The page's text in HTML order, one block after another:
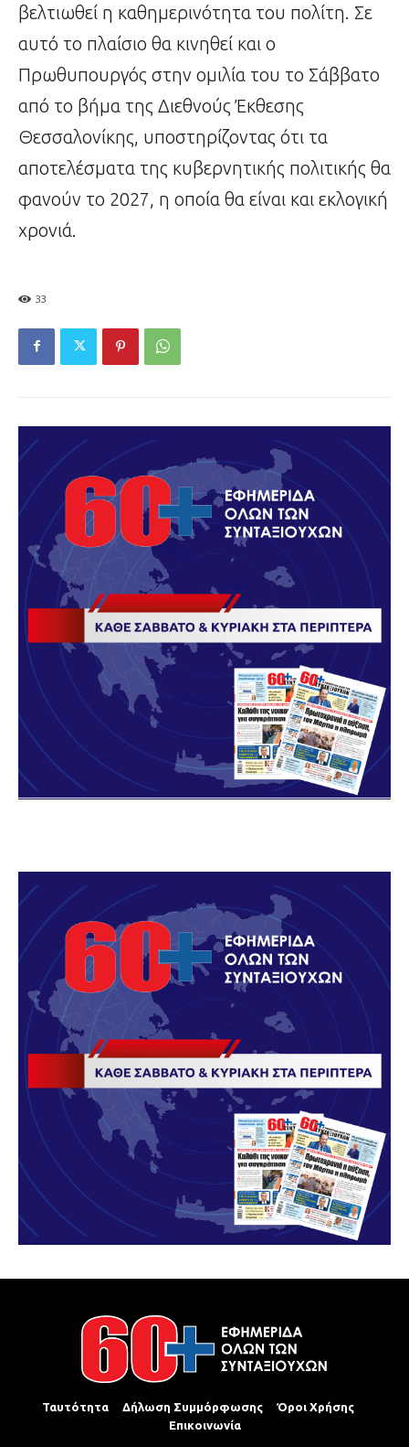
βελτιωθεί η καθημερινότητα του πολίτη. Σε
αυτό το πλαίσιο θα κινηθεί και ο
Πρωθυπουργός στην ομιλία του το Σάββατο
από το βήμα της Διεθνούς Έκθεσης
Θεσσαλονίκης, υποστηρίζοντας ότι τα
αποτελέσματα της κυβερνητικής πολιτικής θα
φανούν το 2027, η οποία θα είναι και εκλογική
χρονιά.
33
Ταυτότητα Δήλωση Συμμόρφωσης
Όροι Χρήσης
Επικοινωνία